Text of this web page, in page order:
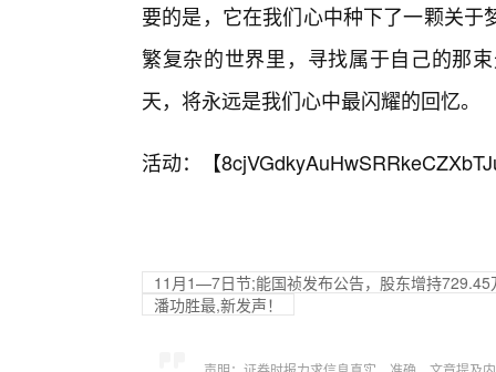
要的是，它在我们心中种下了一颗关
繁复杂的世界里，寻找属于自己的那
天，将永远是我们心中最闪耀的回忆。
活动：【
11月1—7日节;能国祯发布公告，股东增持729.45
潘功胜最,新发声！